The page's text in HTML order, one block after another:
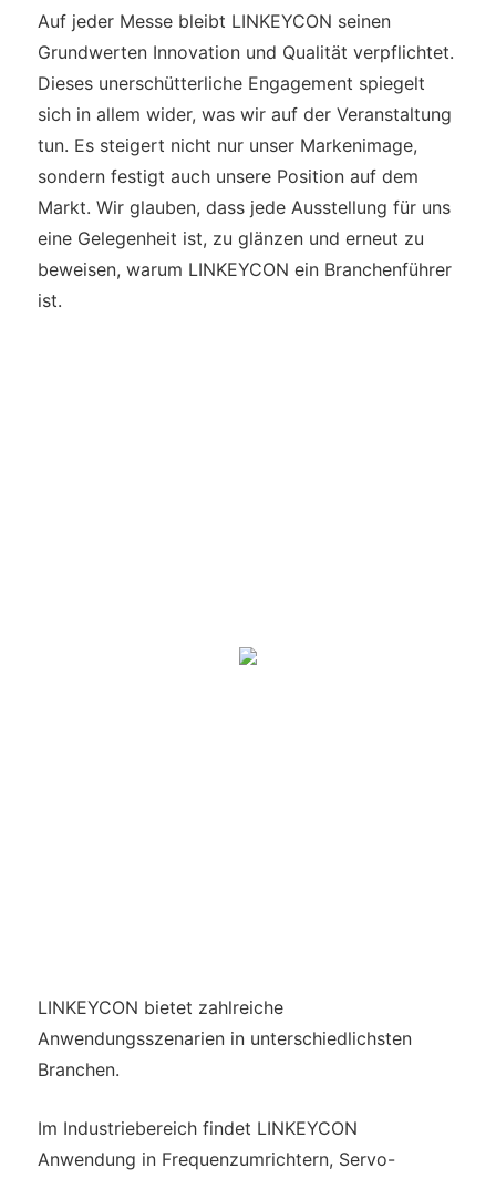
Auf jeder Messe bleibt LINKEYCON seinen
Grundwerten Innovation und Qualität verpflichtet.
Dieses unerschütterliche Engagement spiegelt
sich in allem wider, was wir auf der Veranstaltung
tun. Es steigert nicht nur unser Markenimage,
sondern festigt auch unsere Position auf dem
Markt. Wir glauben, dass jede Ausstellung für uns
eine Gelegenheit ist, zu glänzen und erneut zu
beweisen, warum LINKEYCON ein Branchenführer
ist.
LINKEYCON bietet zahlreiche
Anwendungsszenarien in unterschiedlichsten
Branchen.
Im Industriebereich findet LINKEYCON
Anwendung in Frequenzumrichtern, Servo-